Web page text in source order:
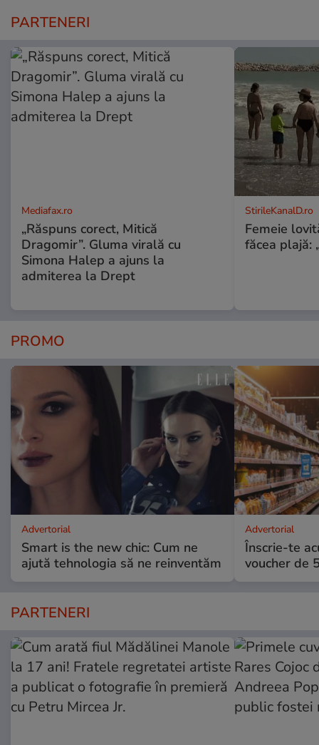
PARTENERI
Mediafax.ro
„Răspuns corect, Mitică
Dragomir”. Gluma virală cu
Simona Halep a ajuns la
admiterea la Drept
StirileKanalD.ro
Femeie
făcea plajă:
PROMO
Advertorial
Smart is the new chic: Cum ne
ajută tehnologia să ne reinventăm
Advertorial
Înscrie-te
voucher de
PARTENERI